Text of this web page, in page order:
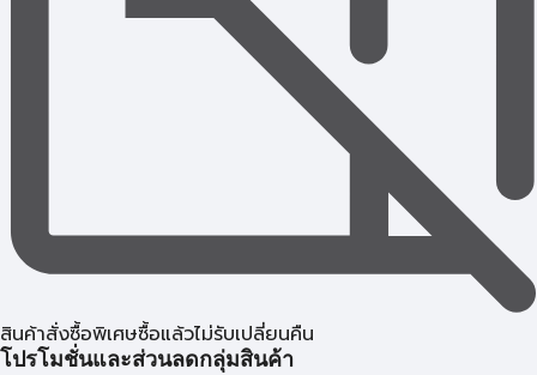
สินค้าสั่งซื้อพิเศษซื้อแล้วไม่รับเปลี่ยนคืน
โปรโมชั่นและส่วนลดกลุ่มสินค้า